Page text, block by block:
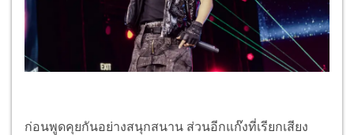
ก่อนพูดคุยกันอย่างสนุกสนาน ส่วนอีกแก๊งที่เรียกเสียง